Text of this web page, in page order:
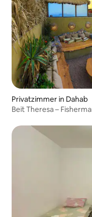
Privatzimmer in Dahab
Beit Theresa –